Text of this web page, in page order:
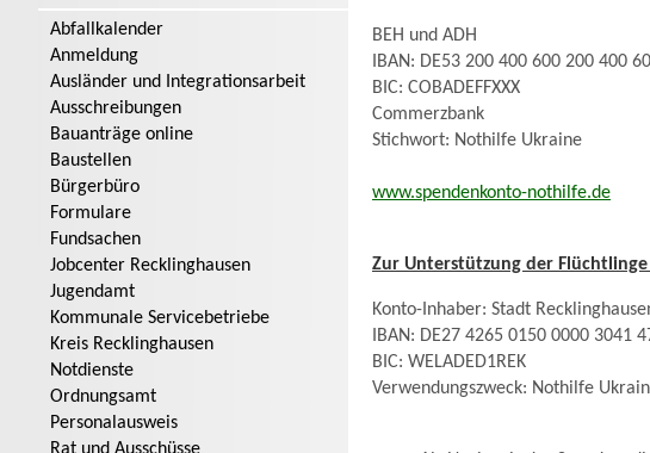
Abfallkalender
Anmeldung
Ausländer und Integrationsarbeit
Ausschreibungen
Bauanträge online
Baustellen
Bürgerbüro
Formulare
Fundsachen
Jobcenter Recklinghausen
Jugendamt
Kommunale Servicebetriebe
Kreis Recklinghausen
Notdienste
Ordnungsamt
Personalausweis
BEH und ADH
IBAN: DE53 200 400 600 200 400
BIC: COBADEFFXXX
Commerzbank
Stichwort: Nothilfe Ukraine
www.spendenkonto-nothilfe.de
Zur Unterstützung der
Konto-Inhaber: Stadt
IBAN: DE27 4265 0150 0000 3041
BIC: WELADED1REK
Verwendungszweck: Nothilfe